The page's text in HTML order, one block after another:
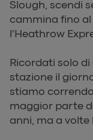
Slough, scendi
cammina fino
l'Heathrow
Ricordati solo
stazione il
stiamo
maggior parte
anni, ma a volte